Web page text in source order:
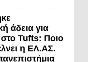
άδεια για
Tufts: Ποιο
η ΕΛ.ΑΣ.